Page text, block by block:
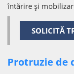
întărire și
SOLICITĂ
Protruzie de